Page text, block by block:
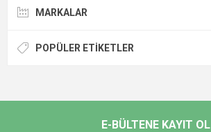
MARKALAR
POPÜLER ETIKETLER
E-BÜLTENE KAYIT OL